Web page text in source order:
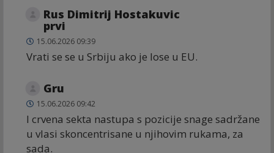
Rus Dimitrij Hostakuvic
prvi
15.06.2026 09:39
Vrati se se u Srbiju ako je lose u EU.
Gru
15.06.2026 09:42
I crvena sekta nastupa s pozicije snage sadržane
u vlasi skoncentrisane u njihovim rukama, za
sada.